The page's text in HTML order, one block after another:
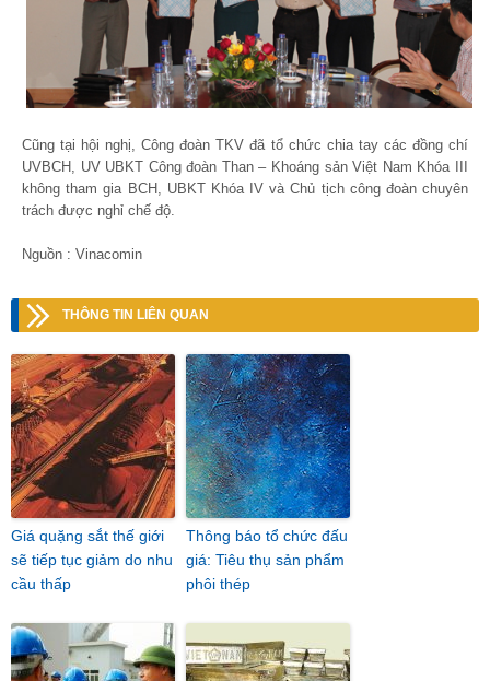
Cũng tại hội nghị, Công đoàn TKV đã tổ chức chia tay các đồng chí
UVBCH, UV UBKT Công đoàn Than – Khoáng sản Việt Nam Khóa III
không tham gia BCH, UBKT Khóa IV và Chủ tịch công đoàn chuyên
trách được nghỉ chế độ.
Nguồn : Vinacomin
THÔNG TIN LIÊN QUAN
Giá quặng sắt thế giới
sẽ tiếp tục giảm do nhu
cầu thấp
Thông báo tổ chức đấu
giá: Tiêu thụ sản phẩm
phôi thép